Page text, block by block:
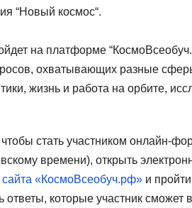
“Новый космос“.
на платформе
охватывающих разные
жизнь и работа на орбите,
стать участником онлайн-
времени), открыть
сайта «КосмоВсеобуч.рф» и
ответы, которые участник